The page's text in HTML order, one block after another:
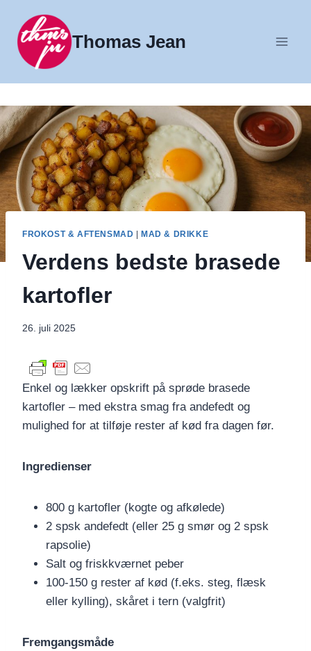
indhold
Thomas Jean
FROKOST & AFTENSMAD MAD & DRIKKE
Verdens bedste brasede
kartofler
26. juli 2025
Enkel og lækker opskrift på sprøde brasede
kartofler – med ekstra smag fra andefedt og
mulighed for at tilføje rester af kød fra dagen før.
Ingredienser
800 g kartofler (kogte og afkølede)
2 spsk andefedt (eller 25 g smør og 2 spsk
rapsolie)
Salt og friskkværnet peber
100-150 g rester af kød (f.eks. steg, flæsk
eller kylling), skåret i tern (valgfrit)
Fremgangsmåde